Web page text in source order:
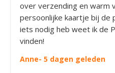
over verzending en warm
persoonlijke kaartje bij de
iets nodig heb weet ik de
vinden!
Anne- 5 dagen geleden